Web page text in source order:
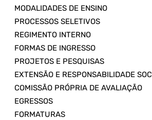
MODALIDADES DE ENSINO
PROCESSOS SELETIVOS
REGIMENTO INTERNO
FORMAS DE INGRESSO
PROJETOS E PESQUISAS
EXTENSÃO E RESPONSABILIDADE
COMISSÃO PRÓPRIA DE AVALIAÇÃO
EGRESSOS
FORMATURAS